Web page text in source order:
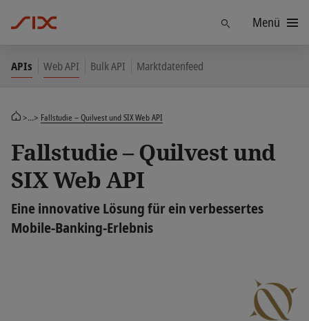
FindenMenü
APIs Web API Bulk API Marktdatenfeed
>...> Fallstudie – Quilvest und SIX Web API
Fallstudie – Quilvest und
SIX Web API
Eine innovative Lösung für ein verbessertes
Mobile-Banking-Erlebnis